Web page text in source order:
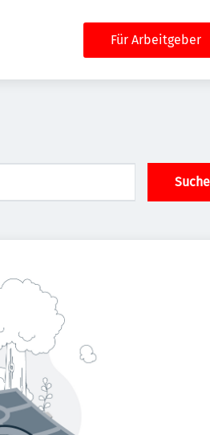
Für Arbeitgeber